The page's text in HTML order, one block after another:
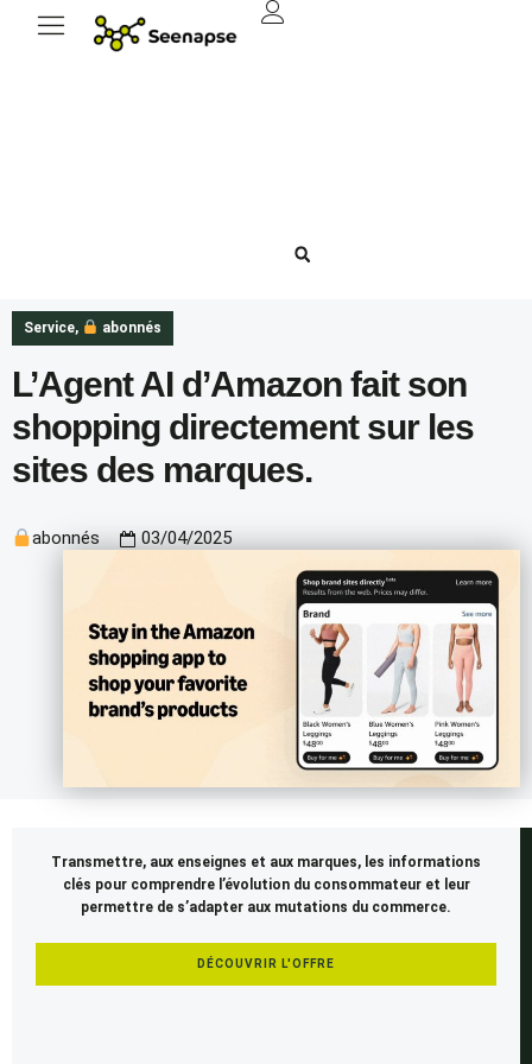
Service, abonnés
L’Agent AI d’Amazon fait son
shopping directement sur les
sites des marques.
abonnés 03/04/2025
article
membres
Transmettre, aux enseignes et aux marques, les informations
clés pour comprendre l’évolution du consommateur et leur
permettre de s’adapter aux mutations du commerce.
DÉCOUVRIR L'OFFRE